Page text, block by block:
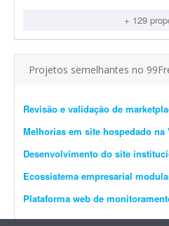
+ 129
Projetos semelhantes no
Revisão e validação de
Melhorias em site hospedado na
Desenvolvimento do site
Ecossistema empresarial